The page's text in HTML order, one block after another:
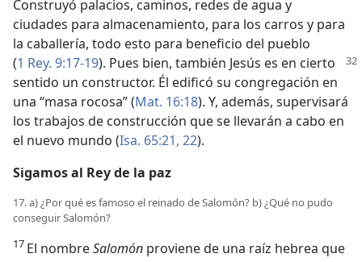
Construyó palacios, caminos, redes de agua y
ciudades para almacenamiento, para los carros y para
la caballería, todo esto para beneficio del pueblo
(1 Rey. 9:17-19). Pues bien, también Jesús es en cierto
sentido un constructor. Él edificó su congregación en
una “masa rocosa” (Mat. 16:18). Y, además, supervisará
los trabajos de construcción que se llevarán a cabo en
el nuevo mundo (Isa. 65:21, 22).
Sigamos al Rey de la paz
17. a) ¿Por qué es famoso el reinado de Salomón? b) ¿Qué no pudo
conseguir Salomón?
17 El nombreSalomón proviene de una raíz hebrea que